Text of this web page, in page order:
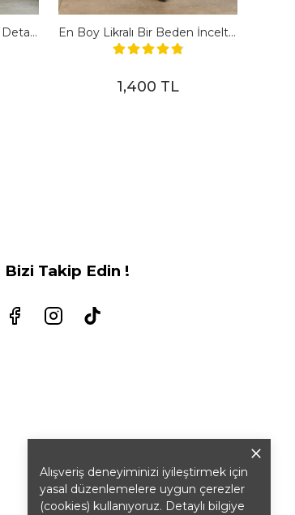
Alışveriş deneyiminizi iyileştirmek için
yasal düzenlemelere uygun çerezler
(cookies) kullanıyoruz. Detaylı bilgiye
Polo Yaka Çizgili Gömlek Detaylı Kısa Kollu Takım - BORDO En Boy Likralı Bir Beden İncelten Pantolon - SIYAH
1,400 TL
Bizi Takip Edin !